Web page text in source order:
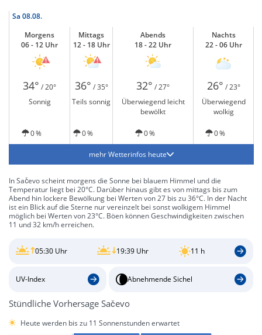
Sa 08.08.
Morgens
06 - 12 Uhr
Mittags
12 - 18 Uhr
Abends
18 - 22 Uhr
Nachts
22 - 06 Uhr
34° / 20° 36° / 35° 32° / 27° 26° / 23°
Sonnig
Teils sonnig
Überwiegend leicht
bewölkt
Überwiegend
wolkig
0 % 0 % 0 % 0 %
mehr Wetterinfos heute
In Sačevo scheint morgens die Sonne bei blauem Himmel und die
Temperatur liegt bei 20°C. Darüber hinaus gibt es von mittags bis zum
Abend hin lockere Bewölkung bei Werten von 27 bis zu 36°C. In der Nacht
ist ein Blick auf die Sterne nur vereinzelt bei sonst wolkigem Himmel
möglich bei Werten von 23°C. Böen können Geschwindigkeiten zwischen
11 und 32 km/h erreichen.
05:30 Uhr 19:39 Uhr 11 h
UV-Index Abnehmende Sichel
Stündliche Vorhersage Sačevo
Heute werden bis zu 11 Sonnenstunden erwartet